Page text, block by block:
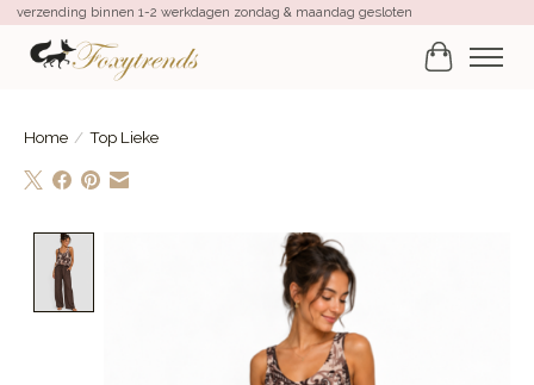
verzending binnen 1-2 werkdagen zondag & maandag gesloten
Home / Top Lieke
Product image slideshow Items